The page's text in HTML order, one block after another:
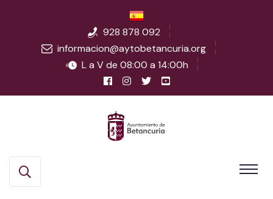
928 878 092
informacion@aytobetancuria.org
L a V de 08:00 a 14:00h